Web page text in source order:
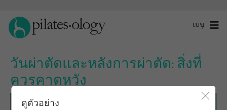
เมนู
วันผ่าตัดและหลังการผ่าตัด: สิ่งที่
ควรคาดหวัง
ดูตัวอย่าง